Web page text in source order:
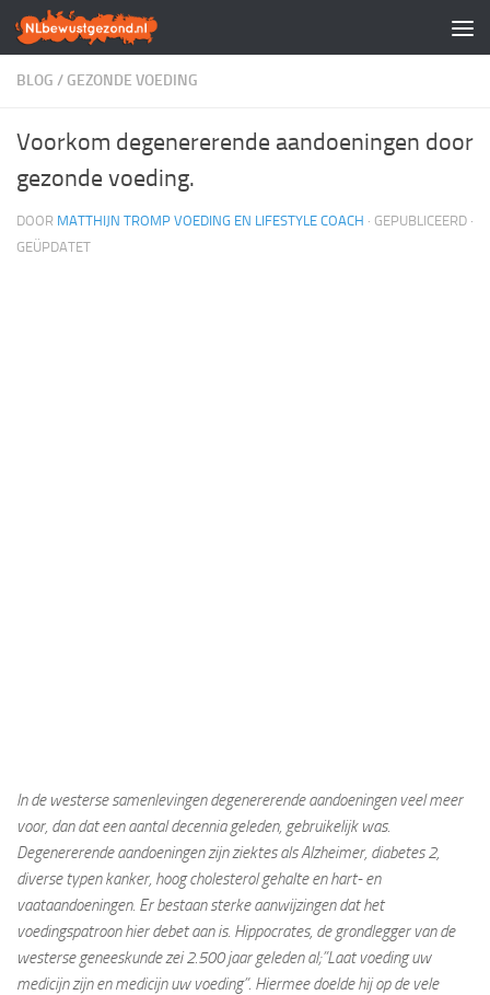
Doorgaan naar inhoud
BLOG / GEZONDE VOEDING
Voorkom degenererende aandoeningen door
gezonde voeding.
DOOR MATTHIJN TROMP VOEDING EN LIFESTYLE COACH · GEPUBLICEERD ·
GEÜPDATET
In de westerse samenlevingen degenererende aandoeningen veel meer
voor, dan dat een aantal decennia geleden, gebruikelijk was.
Degenererende aandoeningen zijn ziektes als Alzheimer, diabetes 2,
diverse typen kanker, hoog cholesterol gehalte en hart- en
vaataandoeningen. Er bestaan sterke aanwijzingen dat het
voedingspatroon hier debet aan is. Hippocrates, de grondlegger van de
westerse geneeskunde zei 2.500 jaar geleden al;”Laat voeding uw
medicijn zijn en medicijn uw voeding”. Hiermee doelde hij op de vele